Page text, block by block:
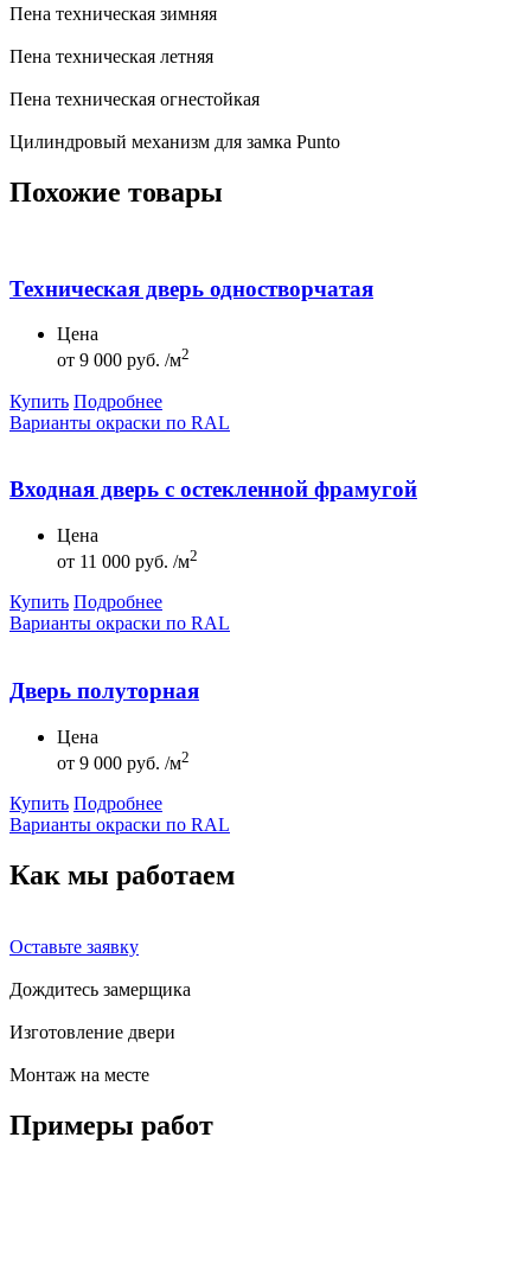
Пена техническая зимняя
Пена техническая летняя
Пена техническая огнестойкая
Цилиндровый механизм для замка Punto
Похожие товары
Техническая дверь одностворчатая
Цена
от 9 000 руб. /м2
Купить Подробнее
Варианты окраски по RAL
Входная дверь с остекленной фрамугой
Цена
от 11 000 руб. /м2
Купить Подробнее
Варианты окраски по RAL
Дверь полуторная
Цена
от 9 000 руб. /м2
Купить Подробнее
Варианты окраски по RAL
Как мы работаем
Оставьте заявку
Дождитесь замерщика
Изготовление двери
Монтаж на месте
Примеры работ